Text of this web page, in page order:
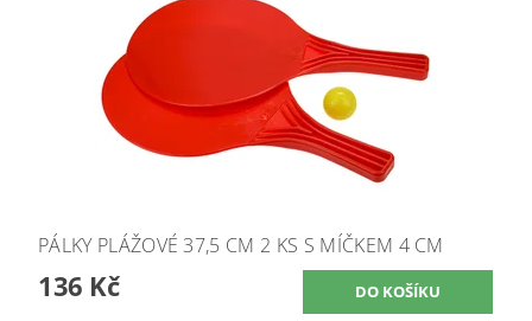
PÁLKY PLÁŽOVÉ 37,5 CM 2 KS S MÍČKEM 4 CM
136 Kč